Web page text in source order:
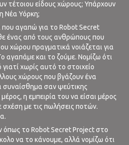
τέτοιου είδους χώρους; Υπάρχουν
Νέα Υόρκη;
αγαπώ για το Robot Secret
ένας από τους ανθρώπους που
χώρου πραγματικά νοιάζεται για
αγαπάμε και το ζούμε. Νομίζω ότι
γιατί χωρίς αυτό το στοιχείο
χώρους που βγάζουν ένα
συναίσθημα σαν ψεύτικης
η εμπειρία του να είσαι μέρος
σχέση με τις πωλήσεις ποτών.
όπως το Robot Secret Project στο
να το κάνουμε, αλλά νομίζω ότι